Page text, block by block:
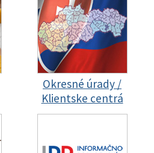
Okresné úrady /
Klientske centrá